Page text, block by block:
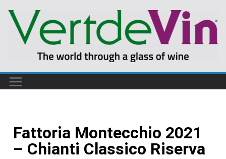
Fattoria Montecchio 2021
– Chianti Classico Riserva